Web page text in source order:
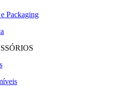
Packaging